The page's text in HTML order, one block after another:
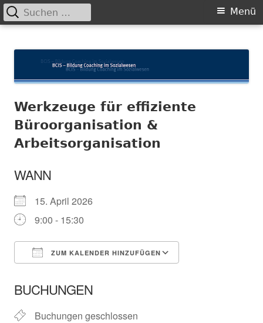
zum
Primäres
Menü
Suchen
nach:
Werkzeuge für effiziente
Büroorganisation &
Arbeitsorganisation
WANN
15. April 2026
9:00 - 15:30
ZUM KALENDER HINZUFÜGEN
BUCHUNGEN
Buchungen geschlossen